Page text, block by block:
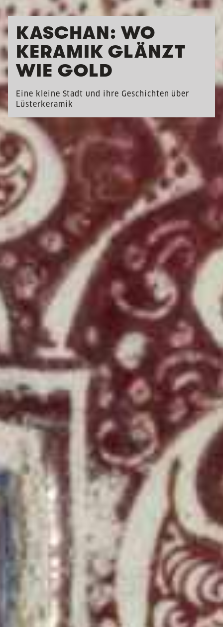
KASCHAN: WO
KERAMIK GLÄNZT
WIE GOLD
Eine kleine Stadt und ihre Geschichten über
Lüsterkeramik